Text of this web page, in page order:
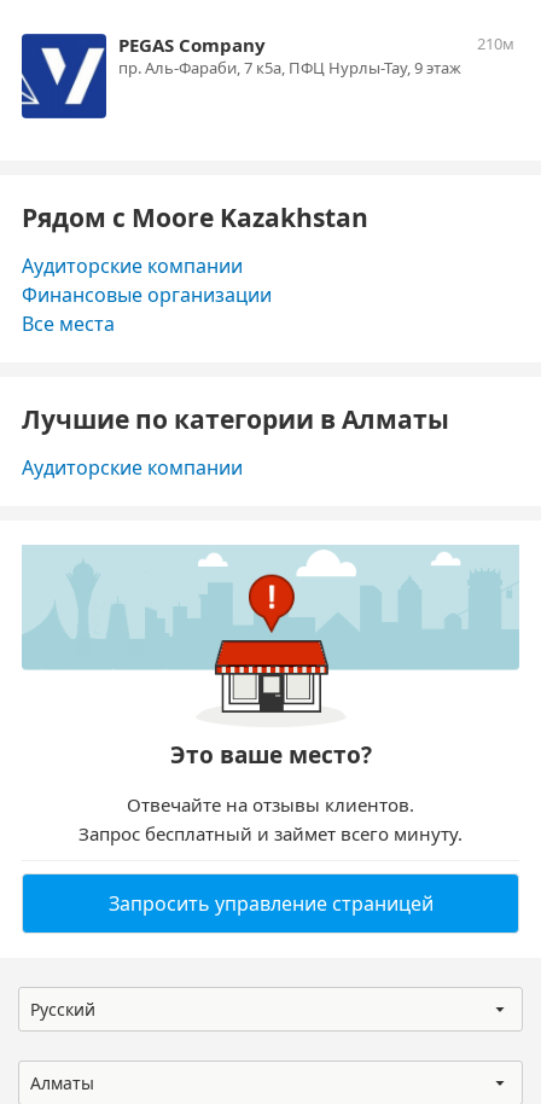
PEGAS Company
210м
пр. Аль-Фараби, 7 к5а, ПФЦ Нурлы-Тау, 9 этаж
Рядом с Moore Kazakhstan
Аудиторские компании
Финансовые организации
Все места
Лучшие по категории в Алматы
Аудиторские компании
Это ваше место?
Отвечайте на отзывы клиентов.
Запрос бесплатный и займет всего минуту.
Запросить управление страницей
Русский
Алматы